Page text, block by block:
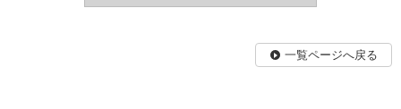
一覧ページへ戻る